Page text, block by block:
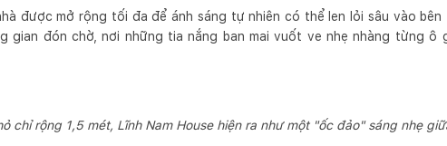
được mở rộng tối đa để ánh sáng tự nhiên có thể len lỏi sâu vào
gian đón chờ, nơi những tia nắng ban mai vuốt ve nhẹ nhàng từng ô
chỉ rộng 1,5 mét, Lĩnh Nam House hiện ra như một "ốc đảo" sáng nhẹ